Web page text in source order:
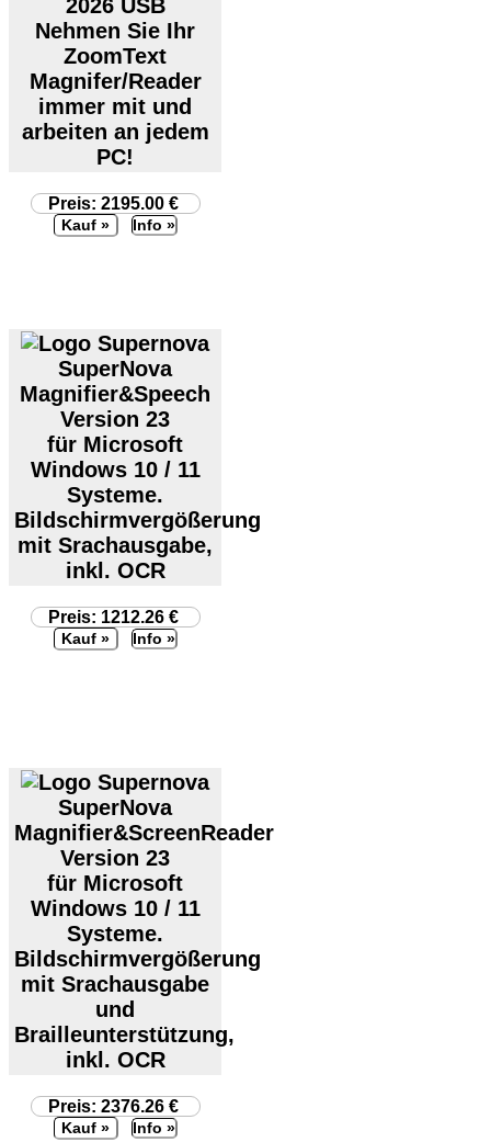
2026 USB
Nehmen Sie Ihr
ZoomText
Magnifer/Reader
immer mit und
arbeiten an jedem
PC!
Preis: 2195.00 €
Info »
SuperNova
Magnifier&Speech
Version 23
für Microsoft
Windows 10 / 11
Systeme.
Bildschirmvergößerung
mit Srachausgabe,
inkl. OCR
Preis: 1212.26 €
Info »
SuperNova
Magnifier&ScreenReader
Version 23
für Microsoft
Windows 10 / 11
Systeme.
Bildschirmvergößerung
mit Srachausgabe
und
Brailleunterstützung,
inkl. OCR
Preis: 2376.26 €
Info »